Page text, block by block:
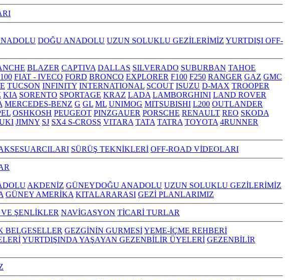
DOĞU ANADOLU UZUN SOLUKLU GEZİLERİMİZ YURTDIŞI OFF-
BLAZER CAPTIVA DALLAS SILVERADO SUBURBAN TAHOE
FIAT - IVECO FORD BRONCO EXPLORER F100 F250 RANGER GAZ GMC
TUCSON INFINITY INTERNATIONAL SCOUT ISUZU D-MAX TROOPER
KIA SORENTO SPORTAGE KRAZ LADA LAMBORGHINI LAND ROVER
MERCEDES-BENZ G GL ML UNIMOG MITSUBISHI L200 OUTLANDER
OSHKOSH PEUGEOT PINZGAUER PORSCHE RENAULT REO SKODA
JIMNY SJ SX4 S-CROSS VITARA TATA TATRA TOYOTA 4RUNNER
SÜRÜŞ TEKNİKLERİ OFF-ROAD VİDEOLARI
AKDENİZ GÜNEYDOĞU ANADOLU UZUN SOLUKLU GEZİLERİMİZ
GÜNEY AMERİKA KITALARARASI GEZİ PLANLARIMIZ
ŞENLİKLER NAVİGASYON TİCARİ TURLAR
BELGESELLER GEZGİNİN GURMESİYEME-İÇME REHBERİ
YURTDIŞINDA YAŞAYAN GEZENBİLİR ÜYELERİ GEZENBİLİR